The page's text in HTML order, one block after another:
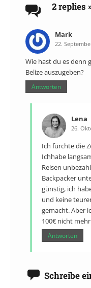
2 replies
Mark
22.
Wie hast du es denn
Belize auszugeben?
Antworten
Lena
26.
Ich fürchte die
Ichhabe
Reisen
Backpacker
günstig, ich
und keine
gemacht. Aber
100€ nicht
Antworten
Schreibe